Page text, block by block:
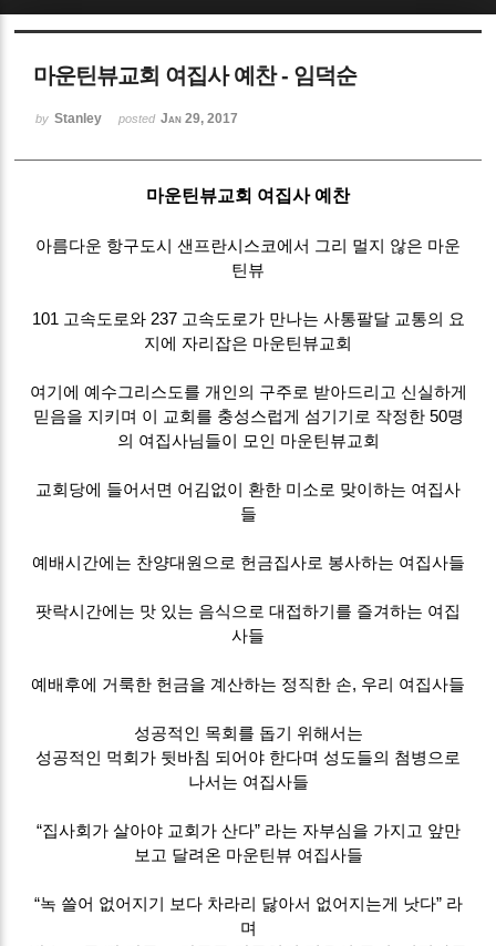
마운틴뷰교회 여집사 예찬 - 임덕순
by Stanley posted Jan 29, 2017
마운틴뷰교회 여집사 예찬
아름다운 항구도시 샌프란시스코에서 그리 멀지 않은 마운
틴뷰
101 고속도로와 237 고속도로가 만나는 사통팔달 교통의 요
지에 자리잡은 마운틴뷰교회
여기에 예수그리스도를 개인의 구주로 받아드리고 신실하게
믿음을 지키며 이 교회를 충성스럽게 섬기기로 작정한 50명
의 여집사님들이 모인 마운틴뷰교회
교회당에 들어서면 어김없이 환한 미소로 맞이하는 여집사
들
예배시간에는 찬양대원으로 헌금집사로 봉사하는 여집사들
팟락시간에는 맛 있는 음식으로 대접하기를 즐겨하는 여집
사들
예배후에 거룩한 헌금을 계산하는 정직한 손, 우리 여집사들
성공적인 목회를 돕기 위해서는
성공적인 먹회가 뒷바침 되어야 한다며 성도들의 첨병으로
나서는 여집사들
“집사회가 살아야 교회가 산다” 라는 자부심을 가지고 앞만
보고 달려온 마운틴뷰 여집사들
“녹 쓸어 없어지기 보다 차라리 닳아서 없어지는게 낫다” 라
며
Sketchbook5, 스케치북5
Sketchbook5, 스케치북5